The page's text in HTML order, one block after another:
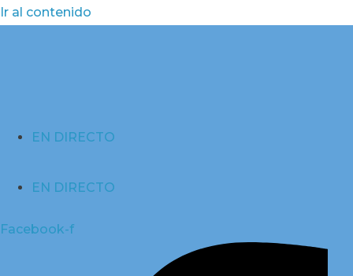
Ir al contenido
EN DIRECTO
EN DIRECTO
Facebook-f